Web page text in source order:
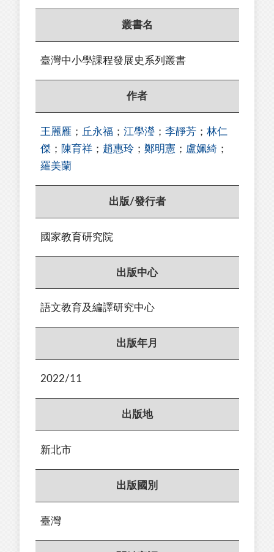
叢書名
臺灣中小學課程發展史系列叢書
作者
王麗雁 ； 丘永福 ； 江學瀅 ； 李靜芳 ； 林仁
傑 ； 陳育祥 ； 趙惠玲 ； 鄭明憲 ； 盧姵綺 ；
羅美蘭
出版/發行者
國家教育研究院
出版中心
語文教育及編譯研究中心
出版年月
2022/11
出版地
新北市
出版國別
臺灣